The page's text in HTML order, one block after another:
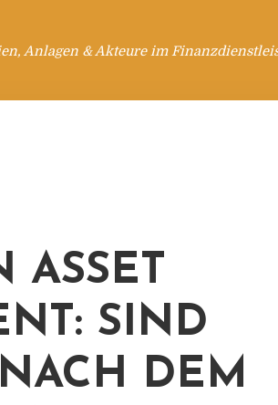
Anlagen & Akteure im
ASSET
SIND
DEM